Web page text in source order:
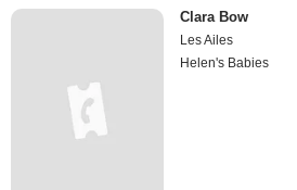
Clara Bow
Les Ailes
Helen's Babies